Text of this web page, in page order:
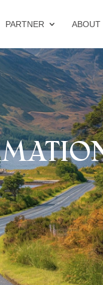
PARTNER ABOUT